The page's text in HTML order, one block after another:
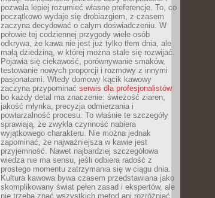
pozwala lepiej rozumieć własne preferencje. To, co
początkowo wydaje się drobiazgiem, z czasem
zaczyna decydować o całym doświadczeniu. W
połowie tej codziennej przygody wiele osób
odkrywa, że kawa nie jest już tylko tłem dnia, ale
małą dziedziną, w której można stale się rozwijać.
Pojawia się ciekawość, porównywanie smaków,
testowanie nowych proporcji i rozmowy z innymi
pasjonatami. Wtedy domowy kącik kawowy
zaczyna przypominać serwis dla profesjonalistów
bo każdy detal ma znaczenie: świeżość ziaren,
jakość młynka, precyzja odmierzania i
powtarzalność procesu. To właśnie te szczegóły
sprawiają, że zwykła czynność nabiera
wyjątkowego charakteru. Nie można jednak
zapominać, że najważniejsza w kawie jest
przyjemność. Nawet najbardziej szczegółowa
wiedza nie ma sensu, jeśli odbiera radość z
prostego momentu zatrzymania się w ciągu dnia.
Kultura kawowa bywa czasem przedstawiana jako
skomplikowany świat pełen zasad i ekspertów, ale
nie trzeba znać wszystkich metod ani rozróżniać